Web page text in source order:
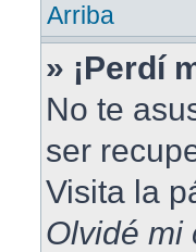
Arriba
» ¡Perdí
No te
ser
Visita la
Olvidé mi